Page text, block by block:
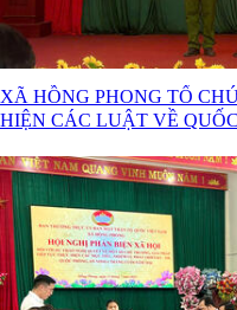
XÃ HỒNG PHONG TỔ
HIỆN CÁC LUẬT VỀ
PHƯƠNG 2013